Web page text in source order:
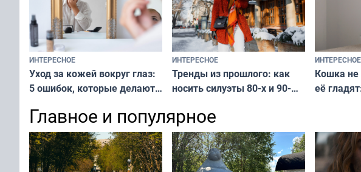
ИНТЕРЕСНОЕ
Уход за кожей вокруг глаз:
5 ошибок, которые делают
и вернуть свежий взгляд
без дорогих средств
ИНТЕРЕСНОЕ
Тренды из прошлого: как
носить силуэты 80-х и 90-
современно и стильно без
переплат
ИНТЕРЕСНОЕ
Кошка не
её
Главное и популярное